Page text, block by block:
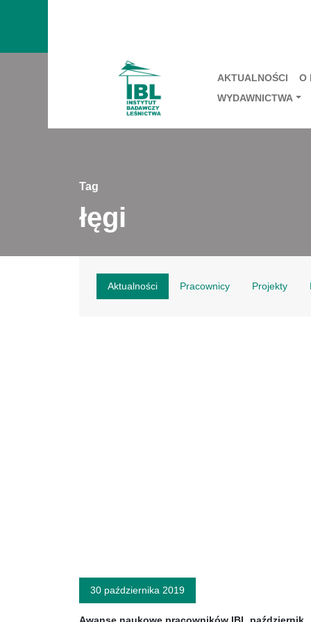
AKTUALNOŚCI
O
WYDAWNICTWA
Tag
łęgi
Aktualności Pracownicy Projekty
30 października 2019